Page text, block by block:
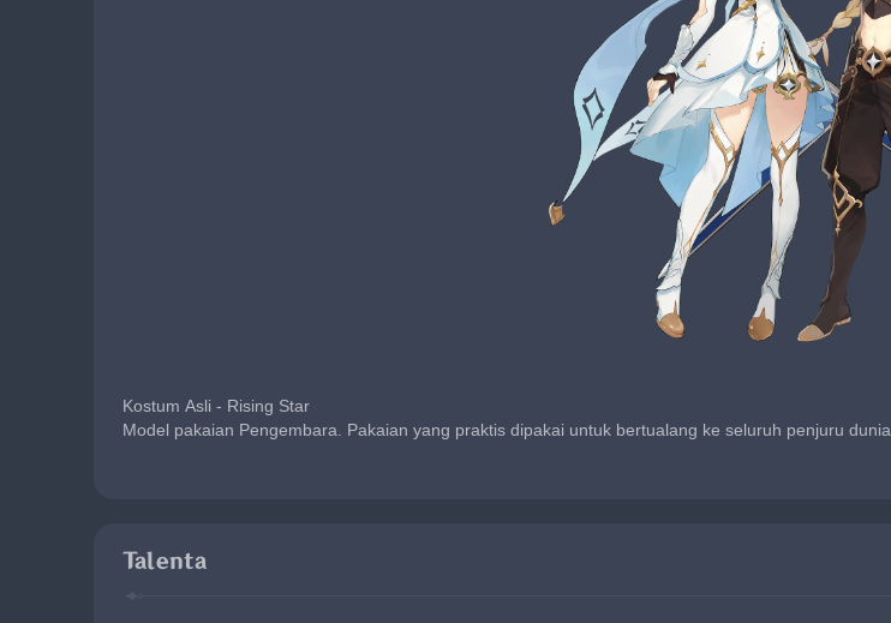
Kostum Asli - Rising Star
Model pakaian Pengembara. Pakaian yang praktis dipakai untuk bertualang ke seluruh penjuru dunia.
Talenta